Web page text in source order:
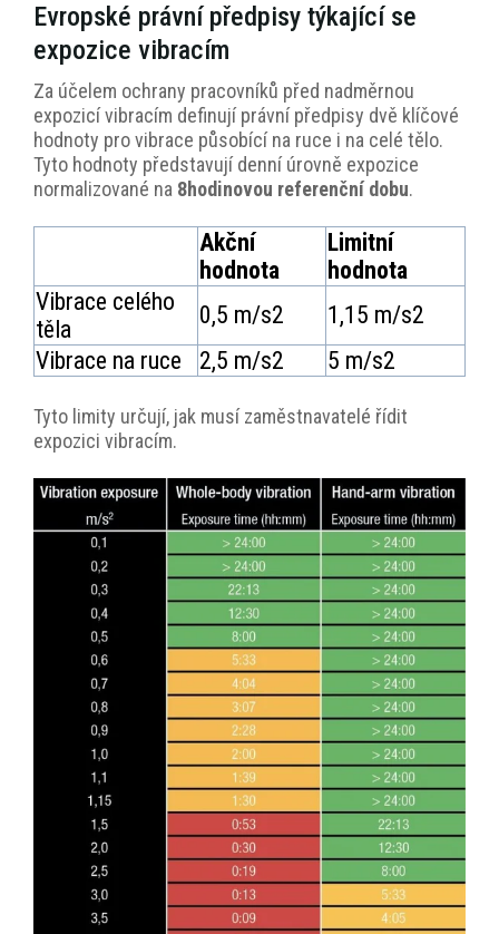
Evropské právní předpisy týkající se
expozice vibracím
Za účelem ochrany pracovníků před nadměrnou
expozicí vibracím definují právní předpisy dvě klíčové
hodnoty pro vibrace působící na ruce i na celé tělo.
Tyto hodnoty představují denní úrovně expozice
normalizované na 8hodinovou referenční dobu.
Akční
hodnota
Limitní
hodnota
Vibrace celého
těla
0,5 m/s2
1,15 m/s2
Vibrace na ruce
2,5 m/s2 5 m/s2
Tyto limity určují, jak musí zaměstnavatelé řídit
expozici vibracím.